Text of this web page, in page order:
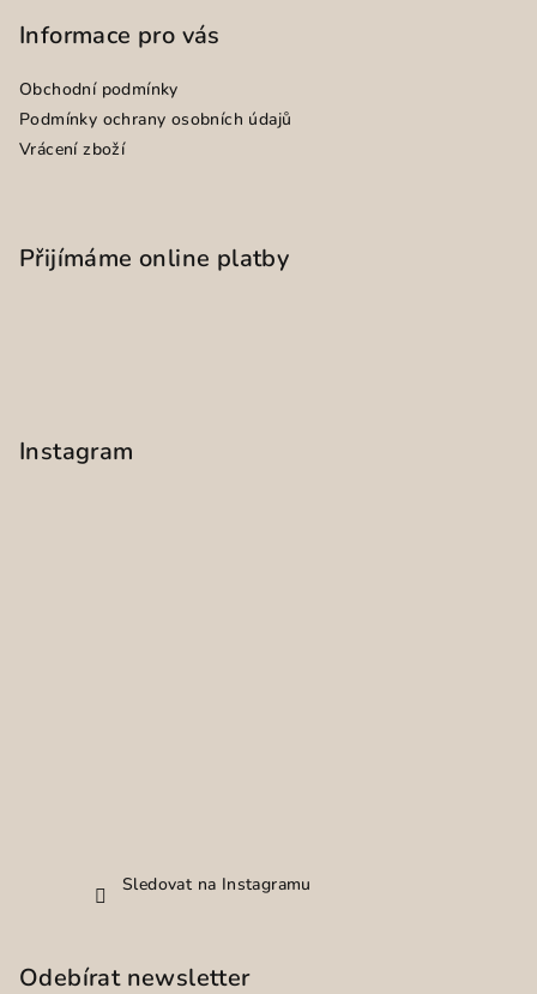
Informace pro vás
Obchodní podmínky
Podmínky ochrany osobních údajů
Vrácení zboží
Přijímáme online platby
Instagram
Sledovat na Instagramu
Odebírat newsletter